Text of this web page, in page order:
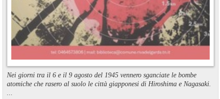
Nei giorni tra il 6 e il 9 agosto del 1945 vennero sganciate le bombe
atomiche che rasero al suolo le città giapponesi di Hiroshima e Nagasaki.